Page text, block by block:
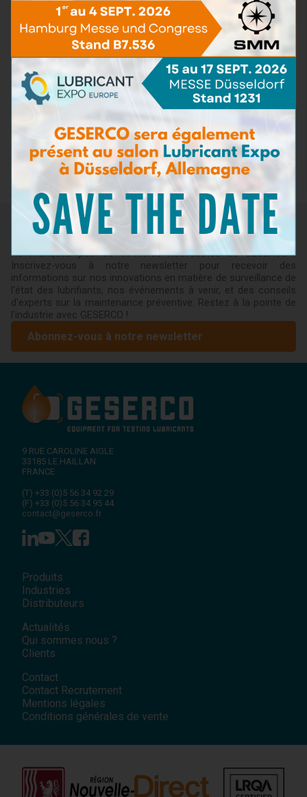
Accessoires de test
Point éclair
Kits de prélèvement
Kits de test pour huiles moteur (20)
Kits de test pour huiles industrielles et
hydrauliques
Kits de test pour fluides d’usinage
Kits de test pour fluides de refroidissement (2)
Kits de test pour carburants
Kits de test pour fluides aéronautiques
Accessoires de test
Pack de recharge
Newsletter
Ne manquez pas les dernières nouveautés de GESERCO !
Inscrivez-vous à notre newsletter pour recevoir des
informations sur nos innovations en matière de surveillance de
l'état des lubrifiants, nos événements à venir, et des conseils
d'experts sur la maintenance préventive. Restez à la pointe de
l'industrie avec GESERCO !
Abonnez-vous à notre newsletter
9 RUE CAROLINE AIGLE
33185 LE HAILLAN
FRANCE
(T) +33 (0)5 56 34 92 29
(F) +33 (0)5 56 34 95 44
contact@geserco.fr
Produits
Industries
Distributeurs
Actualités
Qui sommes nous ?
Clients
Contact
Contact Recrutement
Mentions légales
Conditions générales de vente